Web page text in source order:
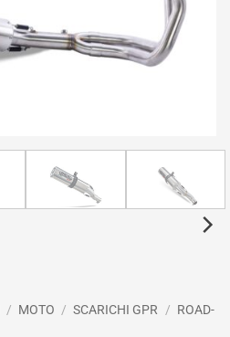
/ MOTO / SCARICHI GPR / ROAD-